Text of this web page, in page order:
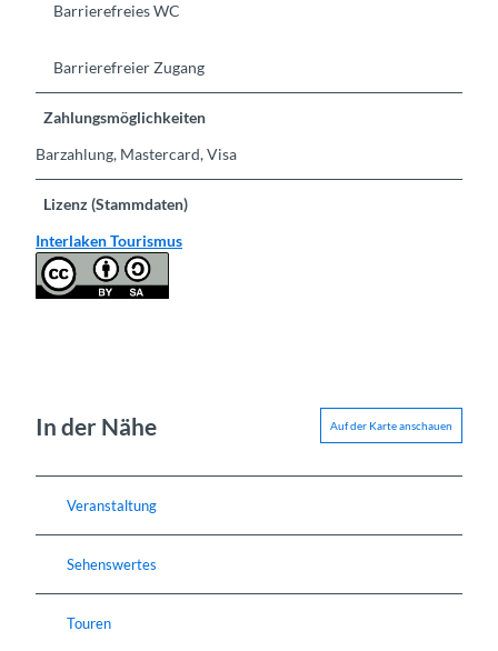
Barrierefreies WC
Barrierefreier Zugang
Zahlungsmöglichkeiten
Barzahlung, Mastercard, Visa
Lizenz (Stammdaten)
Interlaken Tourismus
In der Nähe Auf der Karte anschauen
Veranstaltung
Sehenswertes
Touren